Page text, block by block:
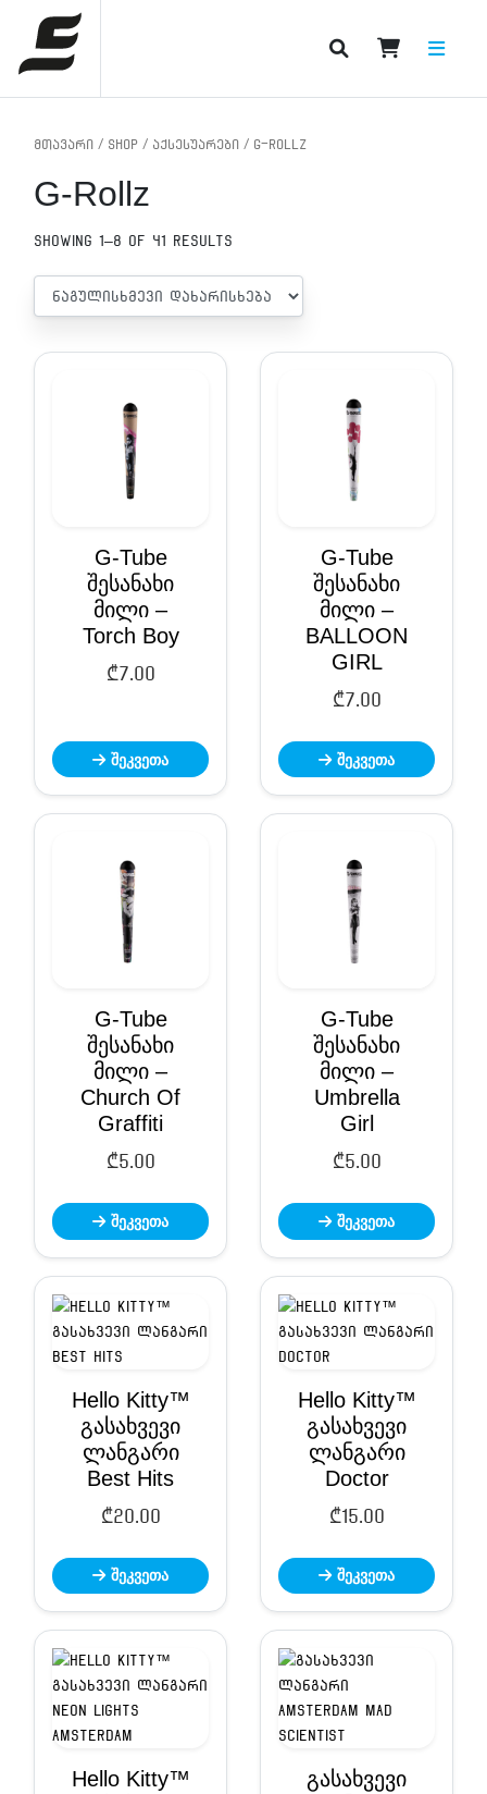
PRODUCT CATEGORIES
მთავარი / Shop / აქსესუარები / G-Rollz
G-Rollz
Showing 1–8 of 41 results
G-Tube
შესანახი
მილი –
Torch Boy
₾ 7.00
შეკვეთა
G-Tube
შესანახი
მილი –
BALLOON
GIRL
₾ 7.00
შეკვეთა
G-Tube
შესანახი
მილი –
Church Of
Graffiti
₾ 5.00
შეკვეთა
G-Tube
შესანახი
მილი –
Umbrella
Girl
₾ 5.00
შეკვეთა
Hello Kitty™
გასახვევი
ლანგარი
Best Hits
₾20.00
შეკვეთა
Hello Kitty™
გასახვევი
ლანგარი
Doctor
₾15.00
შეკვეთა
Hello Kitty™
გასახვევი